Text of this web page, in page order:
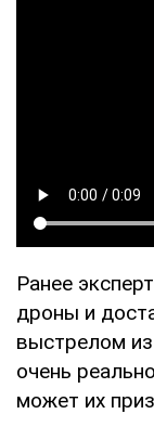
Ранее
дроны и
выстрелом
очень
может их